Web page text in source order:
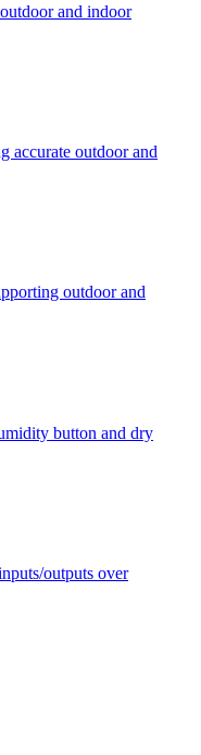
and indoor
accurate outdoor and
outdoor and
button and dry
outputs over